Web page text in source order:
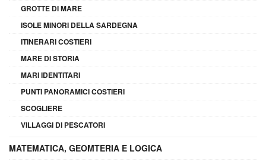
GROTTE DI MARE
ISOLE MINORI DELLA SARDEGNA
ITINERARI COSTIERI
MARE DI STORIA
MARI IDENTITARI
PUNTI PANORAMICI COSTIERI
SCOGLIERE
VILLAGGI DI PESCATORI
MATEMATICA, GEOMTERIA E LOGICA